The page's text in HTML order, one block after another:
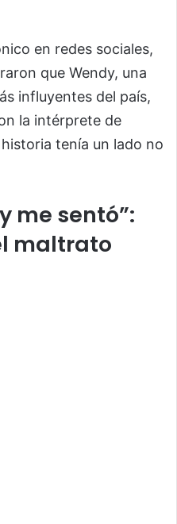
en redes sociales,
que Wendy, una
influyentes del país,
la intérprete de
historia tenía un lado no
me sentó”:
maltrato